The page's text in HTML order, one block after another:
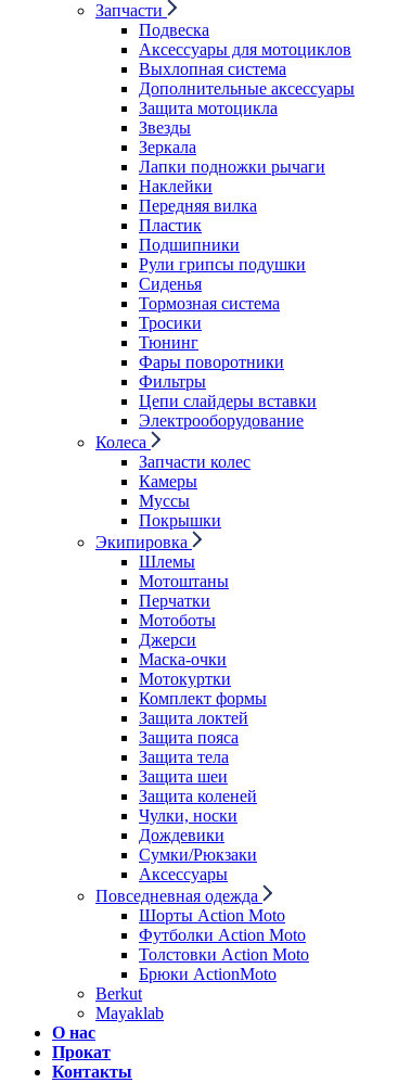
Запчасти
Подвеска
Аксессуары для мотоциклов
Выхлопная система
Дополнительные аксессуары
Защита мотоцикла
Звезды
Зеркала
Лапки подножки рычаги
Наклейки
Передняя вилка
Пластик
Подшипники
Рули грипсы подушки
Сиденья
Тормозная система
Тросики
Тюнинг
Фары поворотники
Фильтры
Цепи слайдеры вставки
Электрооборудование
Колеса
Запчасти колес
Камеры
Муссы
Покрышки
Экипировка
Шлемы
Мотоштаны
Перчатки
Мотоботы
Джерси
Маска-очки
Мотокуртки
Комплект формы
Защита локтей
Защита пояса
Защита тела
Защита шеи
Защита коленей
Чулки, носки
Дождевики
Сумки/Рюкзаки
Аксессуары
Повседневная одежда
Шорты Action Moto
Футболки Action Moto
Толстовки Action Moto
Брюки ActionMoto
Berkut
Mayaklab
О нас
Прокат
Контакты